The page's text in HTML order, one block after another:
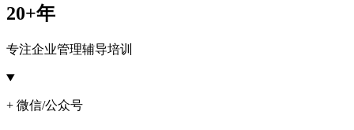
20+年
专注企业管理辅导培训
+ 微信/公众号